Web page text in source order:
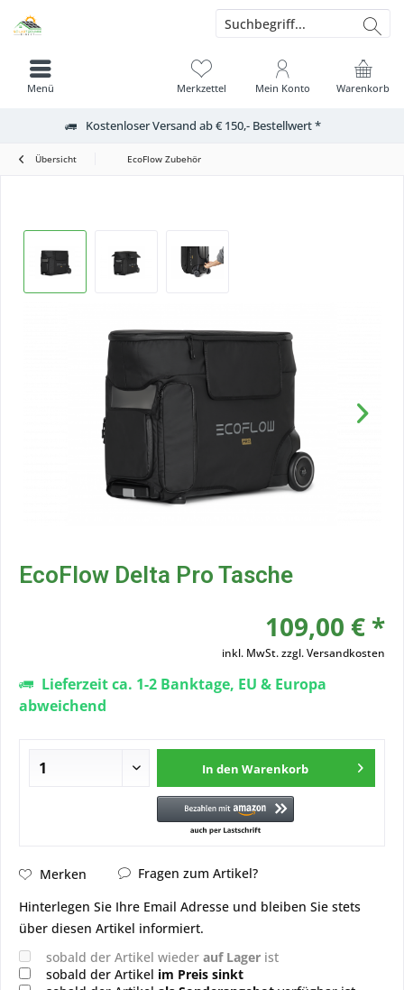
Kostenloser Versand ab € 150,- Bestellwert *
Warenkorb
Merkzettel Mein Konto
Menü
Übersicht EcoFlow Zubehör
EcoFlow Delta Pro Tasche
109,00 € *
inkl. MwSt.zzgl. Versandkosten
Lieferzeit ca. 1-2 Banktage, EU & Europa
abweichend
In den Warenkorb
Merken
Fragen zum Artikel?
Hinterlegen Sie Ihre Email Adresse und bleiben Sie stets
über diesen Artikel informiert.
sobald der Artikel wieder auf Lager ist
sobald der Artikel im Preis sinkt